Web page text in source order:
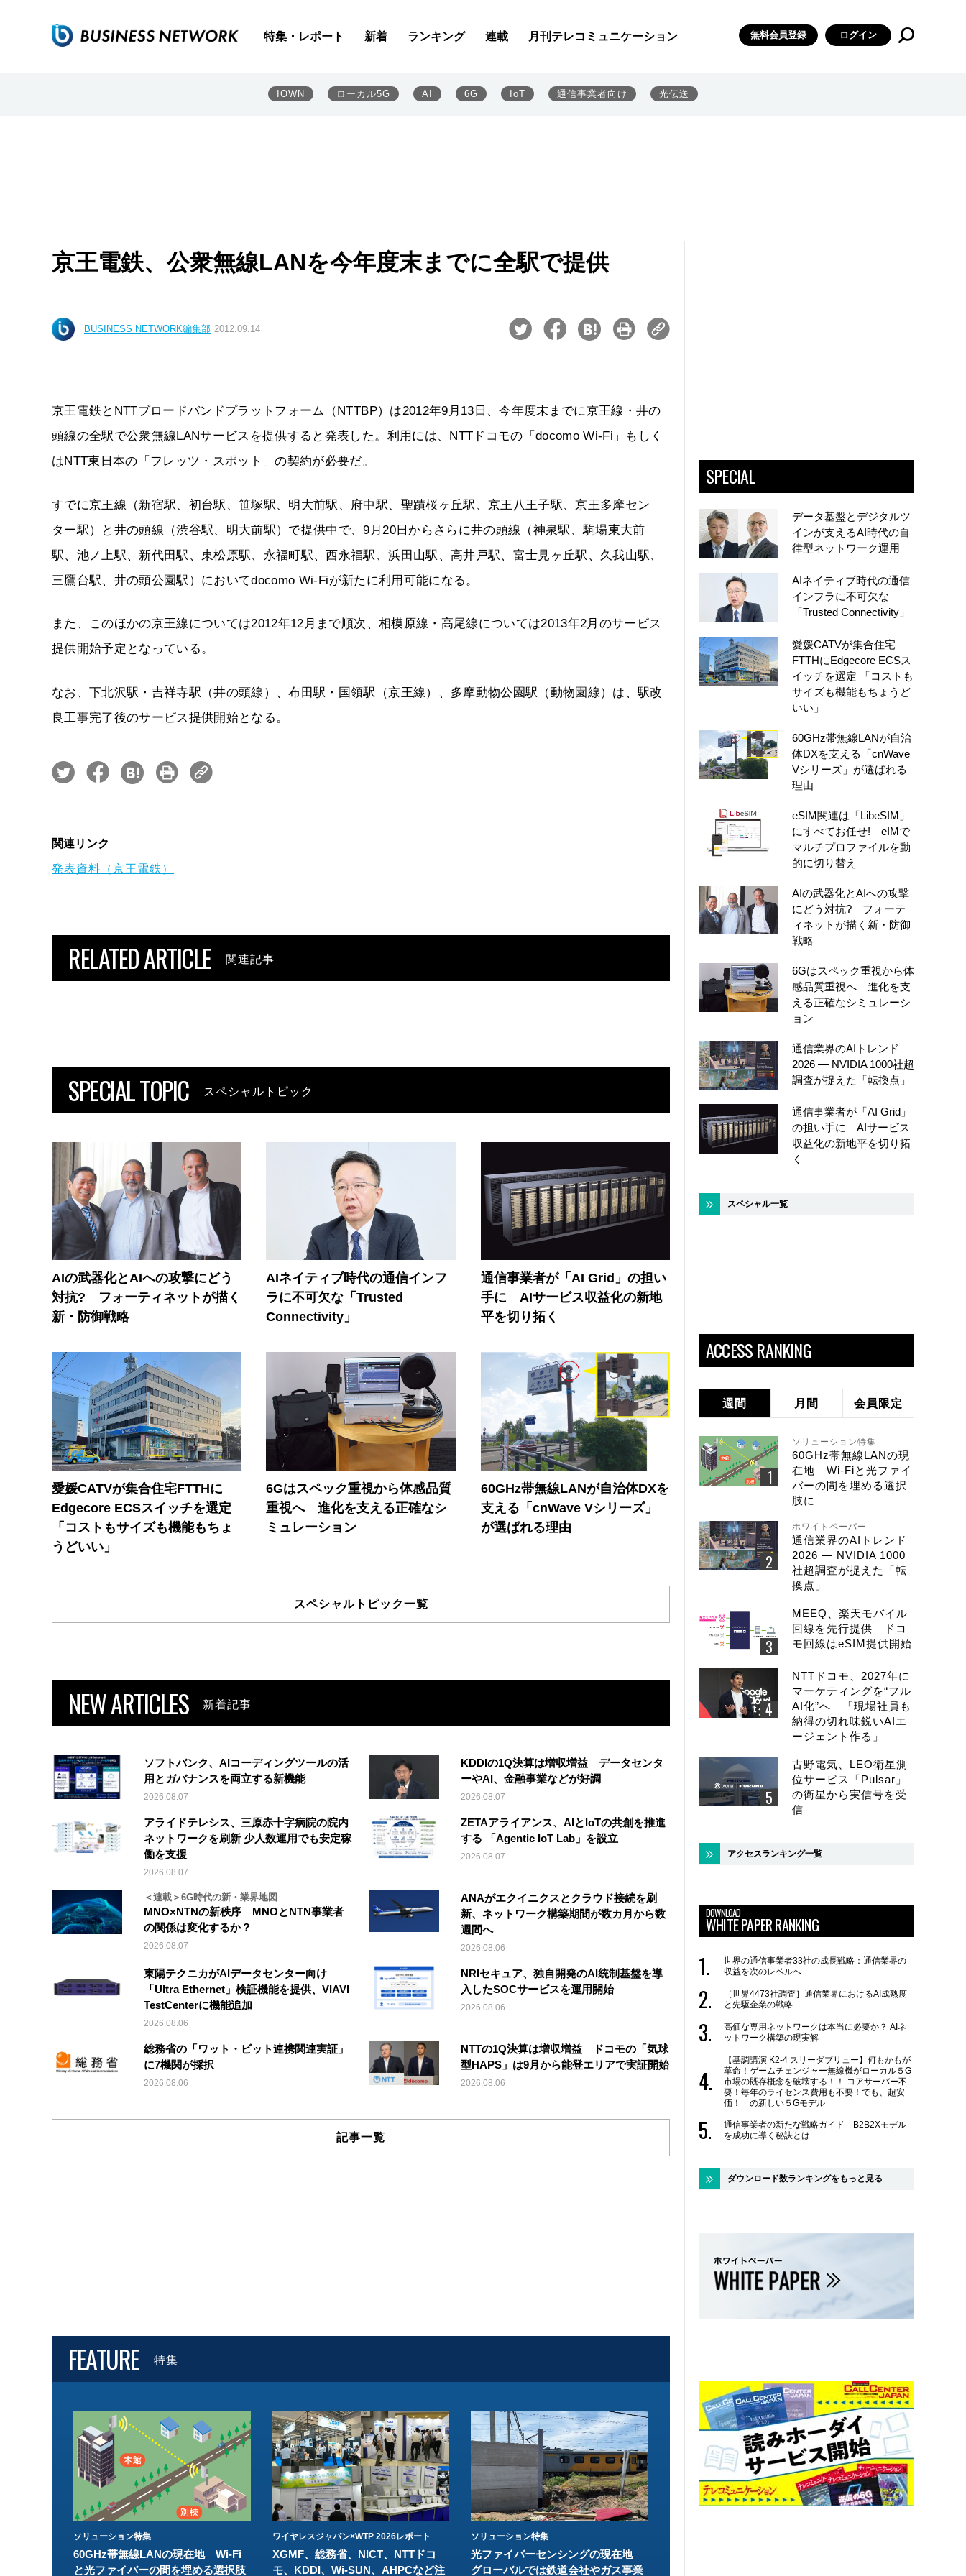
特集・レポート 新着 ランキング 連載 月刊テレコミュニケーション 無料会員登録 ログイン
IOWN ローカル5G AI 6G IoT 通信事業者向け 光伝送
京王電鉄、公衆無線LANを今年度末までに全駅で提供
BUSINESS NETWORK編集部 2012.09.14
京王電鉄とNTTブロードバンドプラットフォーム（NTTBP）は2012年9月13日、今年度末までに京王線・井の
頭線の全駅で公衆無線LANサービスを提供すると発表した。利用には、NTTドコモの「docomo Wi-Fi」もしく
はNTT東日本の「フレッツ・スポット」の契約が必要だ。
すでに京王線（新宿駅、初台駅、笹塚駅、明大前駅、府中駅、聖蹟桜ヶ丘駅、京王八王子駅、京王多摩セン
ター駅）と井の頭線（渋谷駅、明大前駅）で提供中で、9月20日からさらに井の頭線（神泉駅、駒場東大前
駅、池ノ上駅、新代田駅、東松原駅、永福町駅、西永福駅、浜田山駅、高井戸駅、富士見ヶ丘駅、久我山駅、
三鷹台駅、井の頭公園駅）においてdocomo Wi-Fiが新たに利用可能になる。
また、このほかの京王線については2012年12月まで順次、相模原線・高尾線については2013年2月のサービス
提供開始予定となっている。
なお、下北沢駅・吉祥寺駅（井の頭線）、布田駅・国領駅（京王線）、多摩動物公園駅（動物園線）は、駅改
良工事完了後のサービス提供開始となる。
関連リンク
発表資料（京王電鉄）
RELATED ARTICLE 関連記事
SPECIAL TOPIC スペシャルトピック
AIの武器化とAIへの攻撃にどう
対抗? フォーティネットが描く
新・防御戦略
AIネイティブ時代の通信インフ
ラに不可欠な「Trusted
Connectivity」
通信事業者が「AI Grid」の担い
手に AIサービス収益化の新地
平を切り拓く
愛媛CATVが集合住宅FTTHに
Edgecore ECSスイッチを選定
「コストもサイズも機能もちょ
うどいい」
6Gはスペック重視から体感品質
重視へ 進化を支える正確なシ
ミュレーション
60GHz帯無線LANが自治体DXを
支える「cnWave Vシリーズ」
が選ばれる理由
スペシャルトピック一覧
NEW ARTICLES 新着記事
ソフトバンク、AIコーディングツールの活
用とガバナンスを両立する新機能
2026.08.07
KDDIの1Q決算は増収増益 データセンタ
ーやAI、金融事業などが好調
2026.08.07
アライドテレシス、三原赤十字病院の院内
ネットワークを刷新 少人数運用でも安定稼
働を支援
2026.08.07
ZETAアライアンス、AIとIoTの共創を推進
する 「Agentic IoT Lab」を設立
2026.08.07
＜連載＞6G時代の新・業界地図
MNO×NTNの新秩序 MNOとNTN事業者
の関係は変化するか？
2026.08.07
ANAがエクイニクスとクラウド接続を刷
新、ネットワーク構築期間が数カ月から数
週間へ
2026.08.06
東陽テクニカがAIデータセンター向け
「Ultra Ethernet」検証機能を提供、VIAVI
TestCenterに機能追加
2026.08.06
NRIセキュア、独自開発のAI統制基盤を導
入したSOCサービスを運用開始
2026.08.06
総務省の「ワット・ビット連携関連実証」
に7機関が採択
2026.08.06
NTTの1Q決算は増収増益 ドコモの「気球
型HAPS」は9月から能登エリアで実証開始
2026.08.06
記事一覧
FEATURE 特集
ソリューション特集
60GHz帯無線LANの現在地 Wi-Fi
と光ファイバーの間を埋める選択肢
ワイヤレスジャパン×WTP 2026レポート
XGMF、総務省、NICT、NTTドコ
モ、KDDI、Wi-SUN、AHPCなど注
ソリューション特集
光ファイバーセンシングの現在地
グローバルでは鉄道会社やガス事業
SPECIAL
データ基盤とデジタルツ
インが支えるAI時代の自
律型ネットワーク運用
AIネイティブ時代の通信
インフラに不可欠な
「Trusted Connectivity」
愛媛CATVが集合住宅
FTTHにEdgecore ECSス
イッチを選定 「コストも
サイズも機能もちょうど
いい」
60GHz帯無線LANが自治
体DXを支える「cnWave
Vシリーズ」が選ばれる
理由
eSIM関連は「LibeSIM」
にすべてお任せ! eIMで
マルチプロファイルを動
的に切り替え
AIの武器化とAIへの攻撃
にどう対抗? フォーテ
ィネットが描く新・防御
戦略
6Gはスペック重視から体
感品質重視へ 進化を支
える正確なシミュレーシ
ョン
通信業界のAIトレンド
2026 ― NVIDIA 1000社超
調査が捉えた「転換点」
通信事業者が「AI Grid」
の担い手に AIサービス
収益化の新地平を切り拓
く
スペシャル一覧
ACCESS RANKING
週間 月間 会員限定
ソリューション特集
60GHz帯無線LANの現
在地 Wi-Fiと光ファイ
バーの間を埋める選択
肢に
ホワイトペーパー
通信業界のAIトレンド
2026 ― NVIDIA 1000
社超調査が捉えた「転
換点」
MEEQ、楽天モバイル
回線を先行提供 ドコ
モ回線はeSIM提供開始
NTTドコモ、2027年に
マーケティングを“フル
AI化”へ 「現場社員も
納得の切れ味鋭いAIエ
ージェント作る」
古野電気、LEO衛星測
位サービス「Pulsar」
の衛星から実信号を受
信
アクセスランキング一覧
DOWNLOAD
WHITE PAPER RANKING
世界の通信事業者33社の成長戦略：通信業界の
収益を次のレベルへ
［世界4473社調査］通信業界におけるAI成熟度
と先駆企業の戦略
高価な専用ネットワークは本当に必要か？ AIネ
ットワーク構築の現実解
【基調講演 K2-4 スリーダブリュー】何もかもが
革命！ゲームチェンジャー無線機がローカル５G
市場の既存概念を破壊する！！ コアサーバー不
要！毎年のライセンス費用も不要！でも、超安
価！ の新しい５Gモデル
通信事業者の新たな戦略ガイド B2B2Xモデル
を成功に導く秘訣とは
ダウンロード数ランキングをもっと見る